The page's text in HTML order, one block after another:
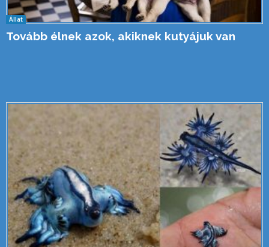
Állat
Tovább élnek azok, akiknek kutyájuk van